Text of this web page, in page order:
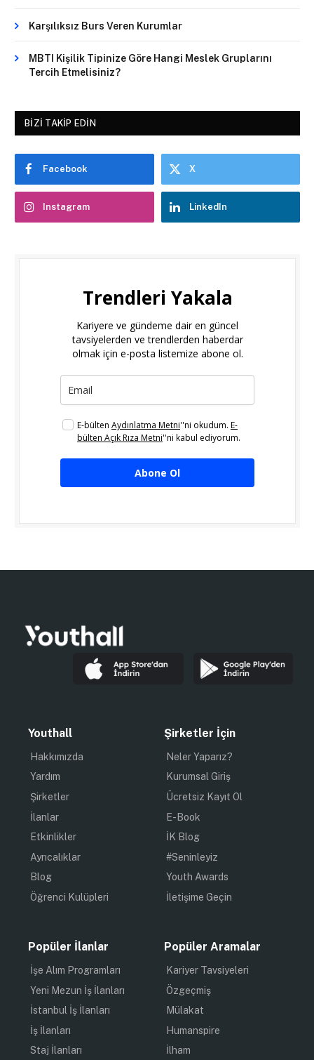
Karşılıksız Burs Veren Kurumlar
MBTI Kişilik Tipinize Göre Hangi Meslek Gruplarını
Tercih Etmelisiniz?
BIZI TAKIP EDIN
Facebook X
Instagram LinkedIn
Trendleri Yakala
Kariyere ve gündeme dair en güncel
tavsiyelerden ve trendlerden haberdar
olmak için e-posta listemize abone ol.
E-bülten Aydınlatma Metni''ni okudum. E-
bülten Açık Rıza Metni''ni kabul ediyorum.
Abone Ol
Youthall
Hakkımızda
Yardım
Şirketler
İlanlar
Etkinlikler
Ayrıcalıklar
Blog
Öğrenci Kulüpleri
Şirketler İçin
Neler Yaparız?
Kurumsal Giriş
Ücretsiz Kayıt Ol
E-Book
İK Blog
#Seninleyiz
Youth Awards
İletişime Geçin
Popüler İlanlar
İşe Alım Programları
Yeni Mezun İş İlanları
İstanbul İş İlanları
İş İlanları
Staj İlanları
Popüler Aramalar
Kariyer Tavsiyeleri
Özgeçmiş
Mülakat
Humanspire
İlham